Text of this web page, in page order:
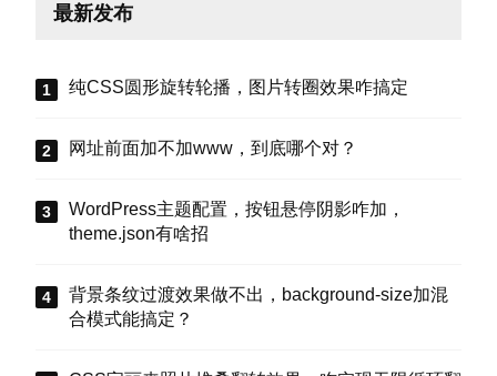
最新发布
纯CSS圆形旋转轮播，图片转圈效果咋搞定
网址前面加不加www，到底哪个对？
WordPress主题配置，按钮悬停阴影咋加，
theme.json有啥招
背景条纹过渡效果做不出，background-size加混
合模式能搞定？